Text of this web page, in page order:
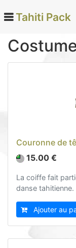
Categories
Soins et beauté
Hinano (41)
Epicerie fine (72)
Calendriers et
Danse tahitienne
Tahiti Pack
Couronne de
15.00 €
La coiffe fait
danse tahitienne.
Ajouter au